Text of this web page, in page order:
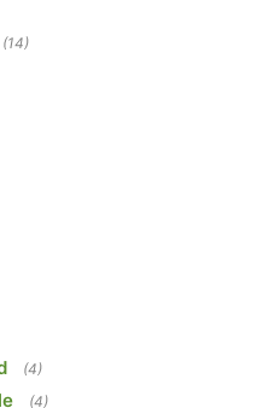
(14)
(4)
(4)